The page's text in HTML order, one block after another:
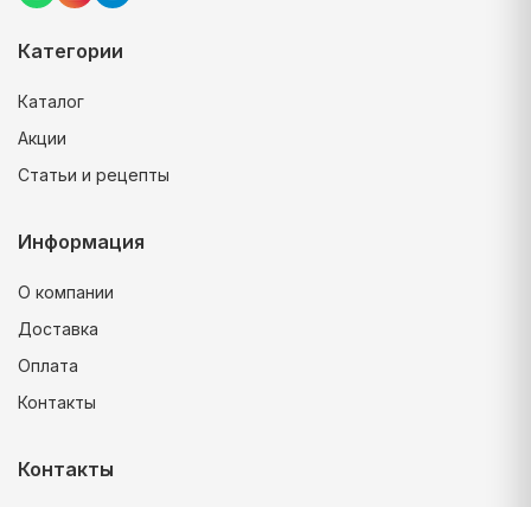
Категории
Каталог
Акции
Статьи и рецепты
Информация
О компании
Доставка
Оплата
Контакты
Контакты